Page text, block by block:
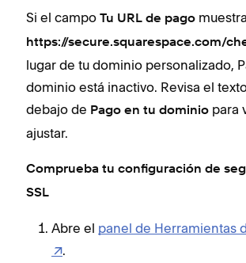
Si el campo Tu URL de pago muestra
https://secure.squarespace.com/
lugar de tu dominio personalizado,
dominio está inactivo. Revisa el
debajo de Pago en tu dominio para
ajustar.
Comprueba tu configuración de
SSL
Abre el panel de Herramientas
.